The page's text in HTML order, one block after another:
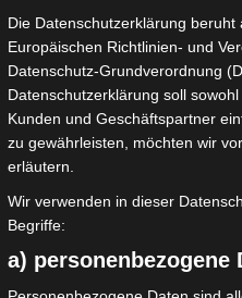
Die Datenschutzerklärung
Europäischen Richtlinien- und
Datenschutz-Grundverordnung
Datenschutzerklärung soll
Kunden und Geschäftspartner
zu gewährleisten, möchten wir
erläutern.
Wir verwenden in dieser
Begriffe:
a) personenbezogene